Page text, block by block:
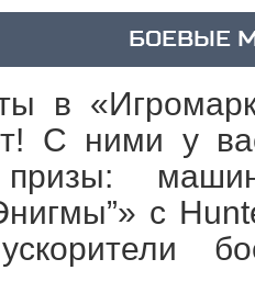
БОЕВЫЕ
в
С ними у
с